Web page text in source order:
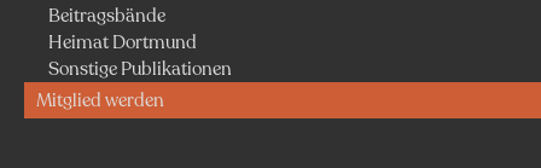
Beitragsbände
Heimat Dortmund
Sonstige Publikationen
Mitglied werden